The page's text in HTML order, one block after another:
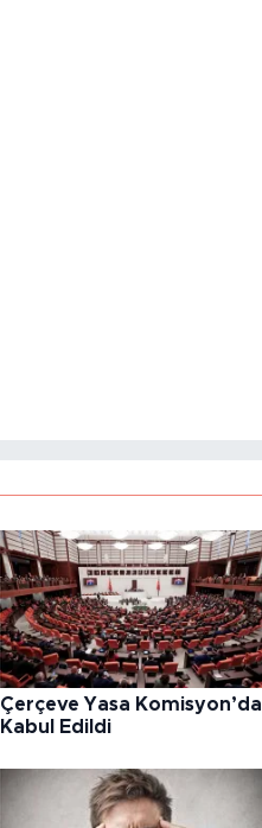
Çerçeve Yasa Komisyon’da
Kabul Edildi